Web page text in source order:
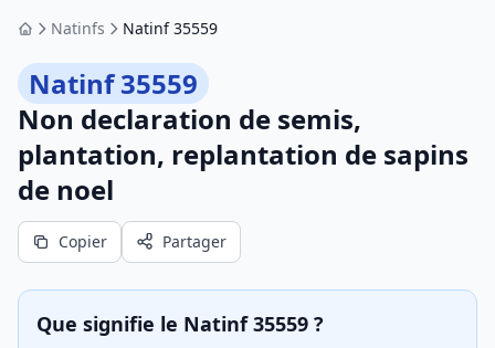
AccueilNatinfs Natinf 35559
Natinf 35559
Non declaration de semis,
plantation, replantation de sapins
de noel
Copier Partager
Que signifie le Natinf 35559 ?